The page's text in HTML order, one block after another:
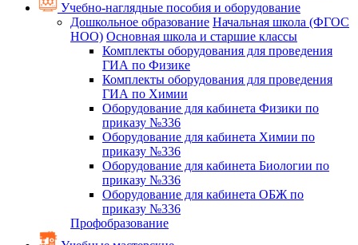
Учебно-наглядные пособия и оборудование
Дошкольное образование Начальная школа (ФГОС
НОО) Основная школа и старшие классы
Комплекты оборудования для проведения
ГИА по Физике
Комплекты оборудования для проведения
ГИА по Химии
Оборудование для кабинета Физики по
приказу №336
Оборудование для кабинета Химии по
приказу №336
Оборудование для кабинета Биологии по
приказу №336
Оборудование для кабинета ОБЖ по
приказу №336
Профобразование